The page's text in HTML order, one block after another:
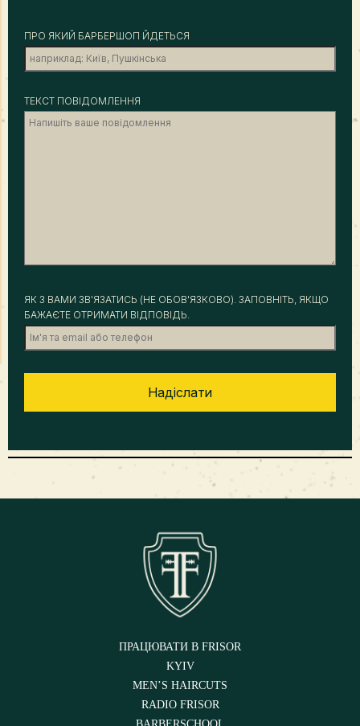
ПРО ЯКИЙ БАРБЕРШОП ЙДЕТЬСЯ
ТЕКСТ ПОВІДОМЛЕННЯ
ЯК З ВАМИ ЗВ'ЯЗАТИСЬ (НЕ ОБОВ'ЯЗКОВО). ЗАПОВНІТЬ, ЯКЩО
БАЖАЄТЕ ОТРИМАТИ ВІДПОВІДЬ.
ПРАЦЮВАТИ В FRISOR
KYIV
MEN’S HAIRCUTS
RADIO FRISOR